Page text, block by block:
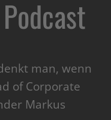
man, wenn
of Corporate
Markus